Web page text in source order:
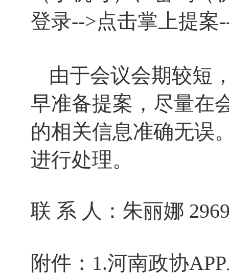
登录-->点击掌上提案
由于会议会期较短
早准备提案，尽量在
的相关信息准确无误
进行处理。
联 系 人：朱丽娜
附件：1.河南政协